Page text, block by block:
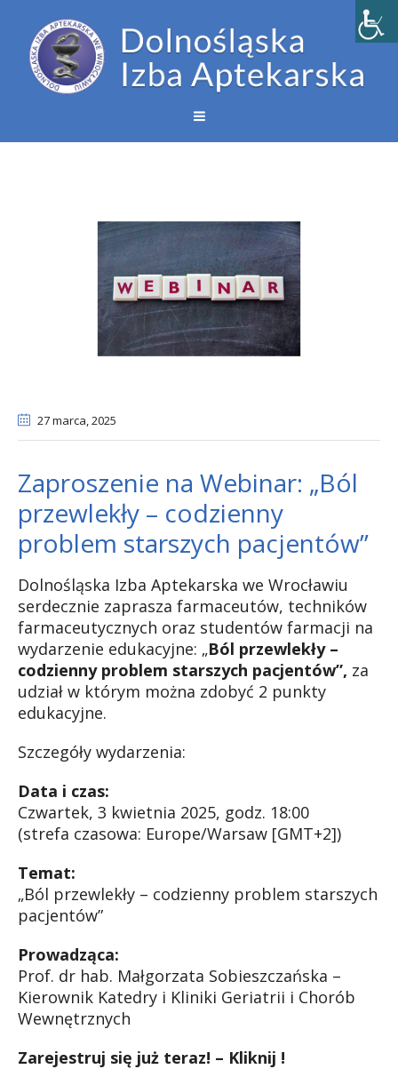
27 marca, 2025
Zaproszenie na Webinar: „Ból
przewlekły – codzienny
problem starszych pacjentów”
Dolnośląska Izba Aptekarska we Wrocławiu
serdecznie zaprasza farmaceutów, techników
farmaceutycznych oraz studentów farmacji na
wydarzenie edukacyjne: „Ból przewlekły –
codzienny problem starszych pacjentów”, za
udział w którym można zdobyć 2 punkty
edukacyjne.
Szczegóły wydarzenia:
Data i czas:
Czwartek, 3 kwietnia 2025, godz. 18:00
(strefa czasowa: Europe/Warsaw [GMT+2])
Temat:
„Ból przewlekły – codzienny problem starszych
pacjentów”
Prowadząca:
Prof. dr hab. Małgorzata Sobieszczańska –
Kierownik Katedry i Kliniki Geriatrii i Chorób
Wewnętrznych
Zarejestruj się już teraz! – Kliknij !